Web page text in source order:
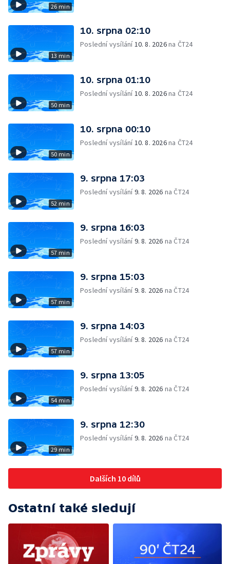
26 min
13 min
10. srpna 02:10
Poslední vysílání10. 8. 2026na ČT24
50 min
10. srpna 01:10
Poslední vysílání10. 8. 2026na ČT24
50 min
10. srpna 00:10
Poslední vysílání10. 8. 2026na ČT24
52 min
9. srpna 17:03
Poslední vysílání9. 8. 2026 na ČT24
57 min
9. srpna 16:03
Poslední vysílání9. 8. 2026 na ČT24
57 min
9. srpna 15:03
Poslední vysílání9. 8. 2026 na ČT24
57 min
9. srpna 14:03
Poslední vysílání9. 8. 2026 na ČT24
54 min
9. srpna 13:05
Poslední vysílání9. 8. 2026 na ČT24
29 min
9. srpna 12:30
Poslední vysílání9. 8. 2026 na ČT24
Dalších 10 dílů
Ostatní také sledují